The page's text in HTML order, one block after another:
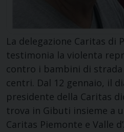
La delegazione Caritas di
testimonia la violenta
contro i bambini di
centri. Dal 12 gennaio, il
presidente della Caritas
trova in Gibuti insieme a
Caritas Piemonte e Valle